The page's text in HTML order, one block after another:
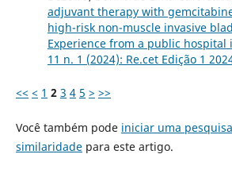
adjuvant therapy with
high-risk non-muscle invasive
Experience from a public hospital
11 n. 1 (2024): Re.cet Edição 1
<< < 1 2 3 4 5 > >>
Você também pode iniciar uma
similaridadepara este artigo.